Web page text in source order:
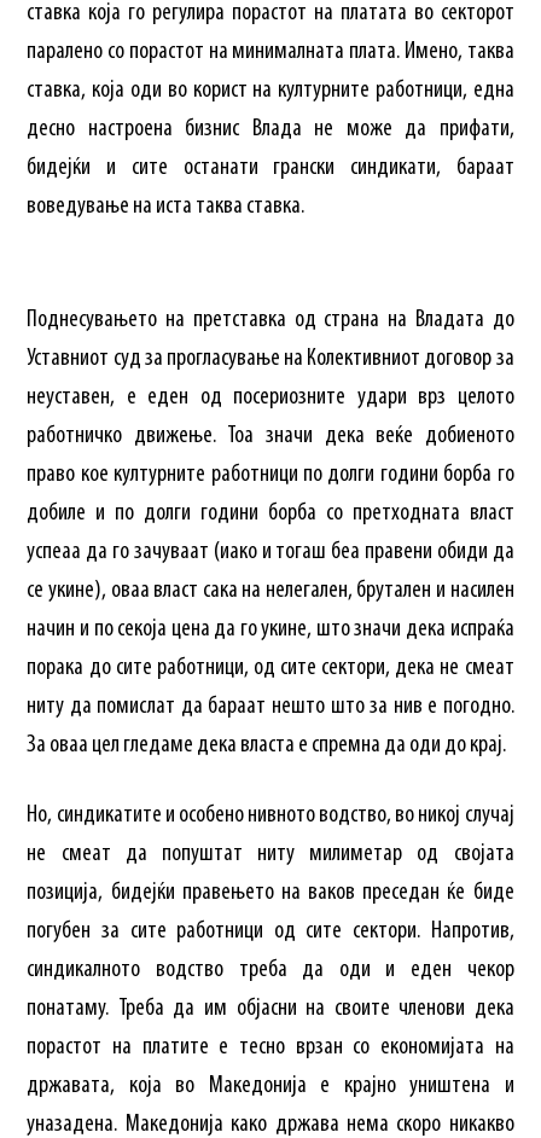
ставка која го регулира порастот на платата во секторот
паралено со порастот на минималната плата. Имено, таква
ставка, која оди во корист на културните работници, една
десно настроена бизнис Влада не може да прифати,
бидејќи и сите останати грански синдикати, бараат
воведување на иста таква ставка.
Поднесувањето на претставка од страна на Владата до
Уставниот суд за прогласување на Колективниот договор за
неуставен, е еден од посериозните удари врз целото
работничко движење. Тоа значи дека веќе добиеното
право кое културните работници по долги години борба го
добиле и по долги години борба со претходната власт
успеаа да го зачуваат (иако и тогаш беа правени обиди да
се укине), оваа власт сака на нелегален, брутален и насилен
начин и по секоја цена да го укине, што значи дека испраќа
порака до сите работници, од сите сектори, дека не смеат
ниту да помислат да бараат нешто што за нив е погодно.
За оваа цел гледаме дека власта е спремна да оди до крај.
Но, синдикатите и особено нивното водство, во никој случај
не смеат да попуштат ниту милиметар од својата
позиција, бидејќи правењето на ваков преседан ќе биде
погубен за сите работници од сите сектори. Напротив,
синдикалното водство треба да оди и еден чекор
понатаму. Треба да им објасни на своите членови дека
порастот на платите е тесно врзан со економијата на
државата, која во Македонија е крајно уништена и
уназадена. Македонија како држава нема скоро никакво